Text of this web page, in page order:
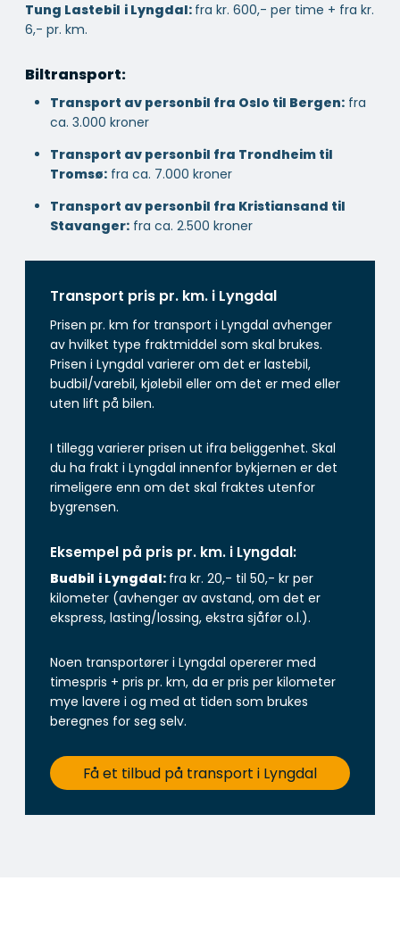
Tung Lastebil i Lyngdal: fra kr. 600,- per time + fra kr.
6,- pr. km.
Biltransport:
Transport av personbil fra Oslo til Bergen: fra
ca. 3.000 kroner
Transport av personbil fra Trondheim til
Tromsø: fra ca. 7.000 kroner
Transport av personbil fra Kristiansand til
Stavanger: fra ca. 2.500 kroner
Transport pris pr. km. i Lyngdal
Prisen pr. km for transport i Lyngdal avhenger
av hvilket type fraktmiddel som skal brukes.
Prisen i Lyngdal varierer om det er lastebil,
budbil/varebil, kjølebil eller om det er med eller
uten lift på bilen.
I tillegg varierer prisen ut ifra beliggenhet. Skal
du ha frakt i Lyngdal innenfor bykjernen er det
rimeligere enn om det skal fraktes utenfor
bygrensen.
Eksempel på pris pr. km. i Lyngdal:
Budbil i Lyngdal: fra kr. 20,- til 50,- kr per
kilometer (avhenger av avstand, om det er
ekspress, lasting/lossing, ekstra sjåfør o.l.).
Noen transportører i Lyngdal opererer med
timespris + pris pr. km, da er pris per kilometer
mye lavere i og med at tiden som brukes
beregnes for seg selv.
Få et tilbud på transport i Lyngdal